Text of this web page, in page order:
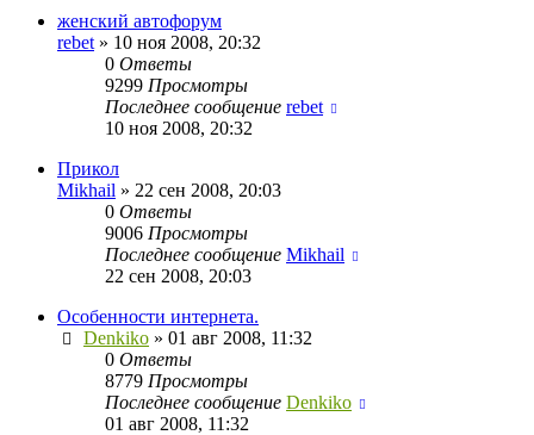
женский автофорум
rebet » 10 ноя 2008, 20:32
0 Ответы
9299 Просмотры
Последнее сообщение rebet
10 ноя 2008, 20:32
Прикол
Mikhail » 22 сен 2008, 20:03
0 Ответы
9006 Просмотры
Последнее сообщение Mikhail
22 сен 2008, 20:03
Особенности интернета.
Denkiko » 01 авг 2008, 11:32
0 Ответы
8779 Просмотры
Последнее сообщение Denkiko
01 авг 2008, 11:32